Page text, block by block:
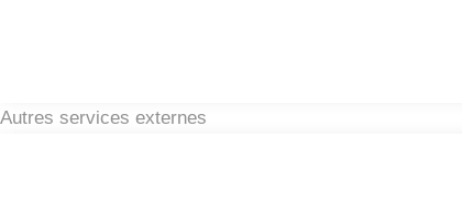
Autres services externes